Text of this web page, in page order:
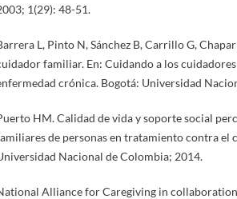
1(29): 48-51.
L, Pinto N, Sánchez B, Carrillo G,
familiar. En: Cuidando a los
crónica. Bogotá: Universidad
HM. Calidad de vida y soporte social
de personas en tratamiento contra el
Nacional de Colombia; 2014.
Alliance for Caregiving in